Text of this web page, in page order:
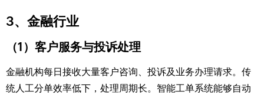
3、金融行业
（1）客户服务与投诉处理
金融机构每日接收大量客户咨询、投诉及业务办理请求。传
统人工分单效率低下，处理周期长。智能工单系统能够自动